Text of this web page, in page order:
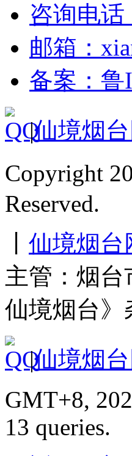
咨询电话
邮箱：
备案：鲁
|仙境烟台
Copyright
Reserved.
仙境烟台
主管：烟
仙境烟台》
|仙境烟台
GMT+8,
13 queries.